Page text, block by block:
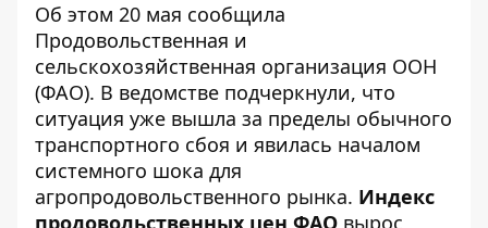
Об этом 20 мая сообщила
Продовольственная и
сельскохозяйственная организация ООН
(ФАО). В ведомстве подчеркнули, что
ситуация уже вышла за пределы обычного
транспортного сбоя и явилась началом
системного шока для
агропродовольственного рынка. Индекс